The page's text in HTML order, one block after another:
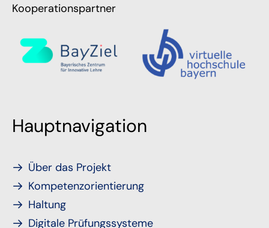
Kooperationspartner
Hauptnavigation
Über das Projekt
Kompetenzorientierung
Haltung
Digitale Prüfungssysteme